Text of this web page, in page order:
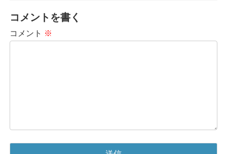
コメントを書く
コメント ※